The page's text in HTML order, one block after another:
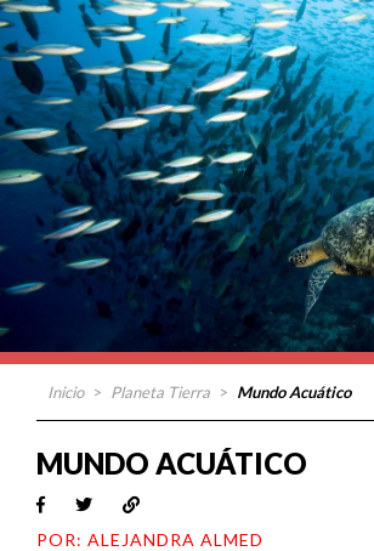
Inicio > Planeta Tierra > Mundo Acuático
MUNDO ACUÁTICO
POR: ALEJANDRA ALMED